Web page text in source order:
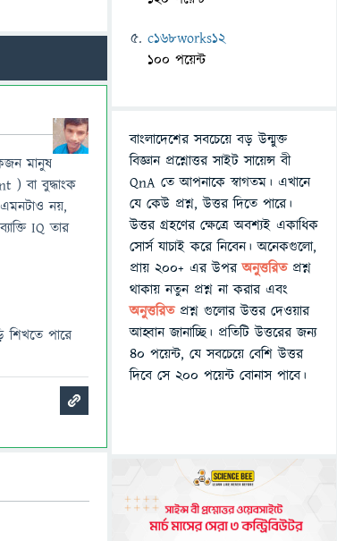
মানুষ
) বা বুদ্ধাংক
নয়,
IQ তার
শিখতে পারে
c168works12
100 পয়েন্ট
বাংলাদেশের সবচেয়ে বড় উন্মুক্ত
বিজ্ঞান প্রশ্নোত্তর সাইট সায়েন্স বী
QnA তে আপনাকে স্বাগতম। এখানে
যে কেউ প্রশ্ন, উত্তর দিতে পারে।
উত্তর গ্রহণের ক্ষেত্রে অবশ্যই একাধিক
সোর্স যাচাই করে নিবেন। অনেকগুলো,
প্রায় ২০০+ এর উপরঅনুত্তরিতপ্রশ্ন
থাকায় নতুন প্রশ্ন না করার এবং
অনুত্তরিত প্রশ্ন গুলোর উত্তর দেওয়ার
আহ্বান জানাচ্ছি। প্রতিটি উত্তরের জন্য
৪০ পয়েন্ট, যে সবচেয়ে বেশি উত্তর
দিবে সে ২০০ পয়েন্ট বোনাস পাবে।